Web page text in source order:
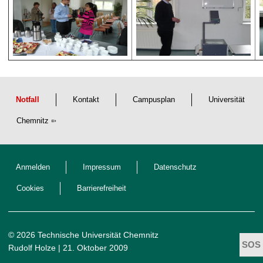
Notfall Kontakt Campusplan Universität
Chemnitz
Anmelden Impressum Datenschutz
Cookies Barrierefreiheit
© 2026 Technische Universität Chemnitz
Rudolf Holze | 21. Oktober 2009